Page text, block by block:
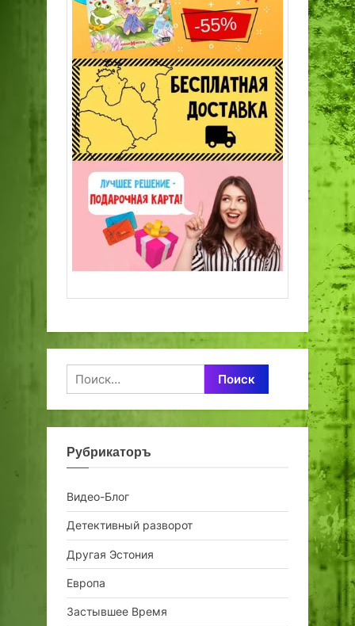
Найти:
Рубрикаторъ
Видео-Блог
Детективный разворот
Другая Эстония
Европа
Застывшее Время